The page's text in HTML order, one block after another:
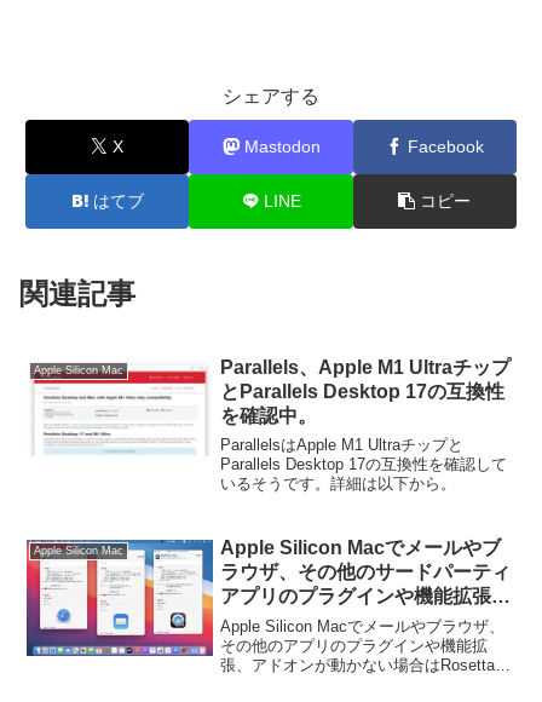
シェアする
X Mastodon Facebook
はてブ LINE コピー
関連記事
Apple Silicon Mac
Parallels、Apple M1 Ultraチップ
とParallels Desktop 17の互換性
を確認中。
ParallelsはApple M1 Ultraチップと
Parallels Desktop 17の互換性を確認して
いるそうです。詳細は以下から。
Apple Silicon Mac
Apple Silicon Macでメールやブ
ラウザ、その他のサードパーティ
アプリのプラグインや機能拡張が
認識しない/動かない場合は
Rosetta 2でIntelバイナリを起動
すると動作する可能性がある。
Apple Silicon Macでメールやブラウザ、
その他のアプリのプラグインや機能拡
張、アドオンが動かない場合はRosettaで